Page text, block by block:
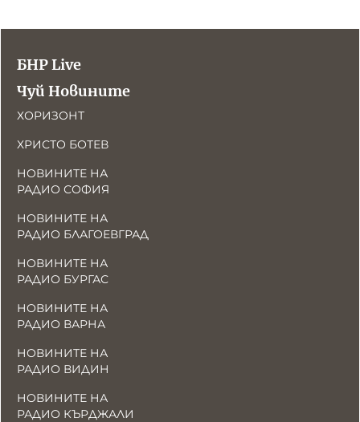
БНР Live
Чуй Новините
ХОРИЗОНТ
ХРИСТО БОТЕВ
НОВИНИТЕ НА
РАДИО СОФИЯ
НОВИНИТЕ НА
РАДИО БЛАГОЕВГРАД
НОВИНИТЕ НА
РАДИО БУРГАС
НОВИНИТЕ НА
РАДИО ВАРНА
НОВИНИТЕ НА
РАДИО ВИДИН
НОВИНИТЕ НА
РАДИО КЪРДЖАЛИ